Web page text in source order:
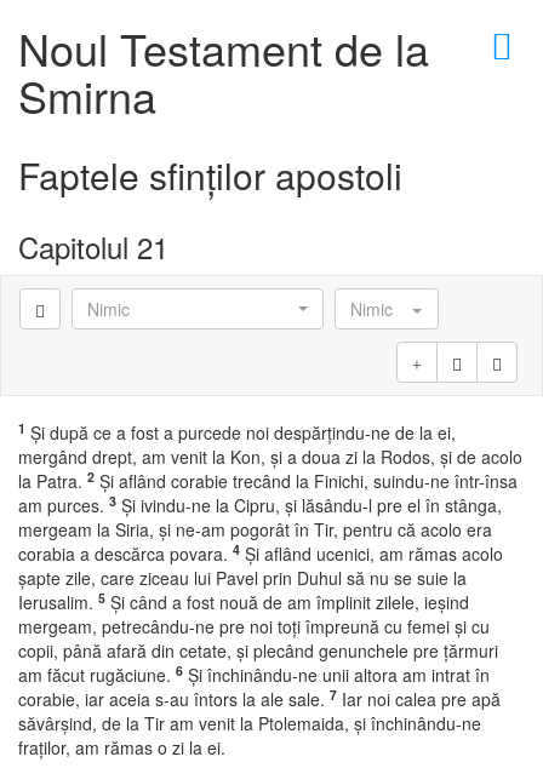
×
Noul Testament de la
Smirna
Faptele sfinţilor apostoli
Capitolul 21
Nimic Nimic
1 Şi după ce a fost a purcede noi despărţindu-ne de la ei,
mergând drept, am venit la Kon, şi a doua zi la Rodos, şi de acolo
la Patra. 2 Şi aflând corabie trecând la Finichi, suindu-ne într-însa
am purces. 3 Şi ivindu-ne la Cipru, şi lăsându-l pre el în stânga,
mergeam la Siria, şi ne-am pogorât în Tir, pentru că acolo era
corabia a descărca povara. 4 Şi aflând ucenici, am rămas acolo
şapte zile, care ziceau lui Pavel prin Duhul să nu se suie la
Ierusalim. 5 Şi când a fost nouă de am împlinit zilele, ieşind
mergeam, petrecându-ne pre noi toţi împreună cu femei şi cu
copii, până afară din cetate, şi plecând genunchele pre ţărmuri
am făcut rugăciune. 6 Şi închinându-ne unii altora am intrat în
corabie, iar aceia s-au întors la ale sale. 7 Iar noi calea pre apă
săvârşind, de la Tir am venit la Ptolemaida, şi închinându-ne
fraţilor, am rămas o zi la ei.